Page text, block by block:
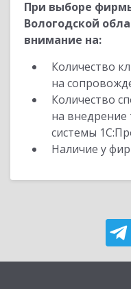
При выборе
Вологодской
внимание на:
Количество
на
Количество
на
системы
Наличие у